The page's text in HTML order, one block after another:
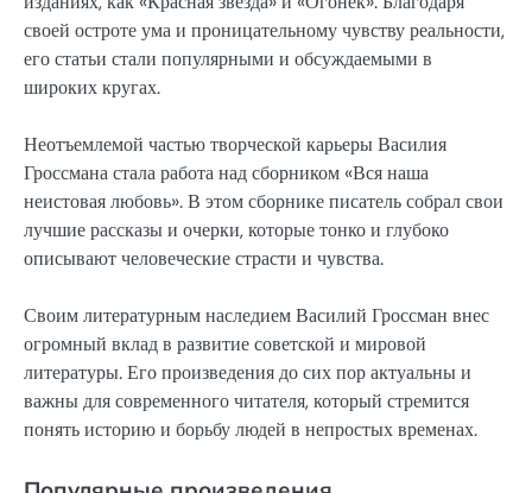
своей остроте ума и проницательному чувству реальности,
его статьи стали популярными и обсуждаемыми в
широких кругах.
Неотъемлемой частью творческой карьеры Василия
Гроссмана стала работа над сборником «Вся наша
неистовая любовь». В этом сборнике писатель собрал свои
лучшие рассказы и очерки, которые тонко и глубоко
описывают человеческие страсти и чувства.
Своим литературным наследием Василий Гроссман внес
огромный вклад в развитие советской и мировой
литературы. Его произведения до сих пор актуальны и
важны для современного читателя, который стремится
понять историю и борьбу людей в непростых временах.